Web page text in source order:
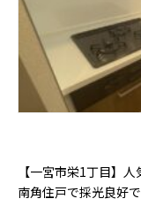
【一宮市栄1丁目】
南角住戸で採光良好